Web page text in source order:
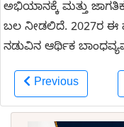
ಅಭಿಯಾನಕ್ಕೆ ಮತ್ತು
ಬಲ ನೀಡಲಿದೆ. 2027ರ
ನಡುವಿನ ಆರ್ಥಿಕ
Previous